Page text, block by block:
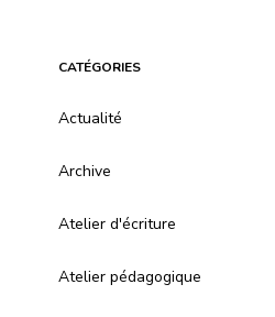
CATÉGORIES
Actualité
Archive
Atelier d'écriture
Atelier pédagogique